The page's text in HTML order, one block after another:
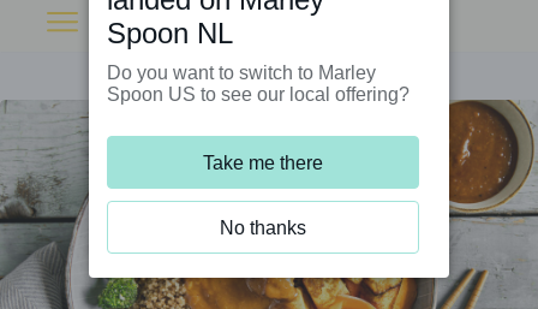
Spoon NL
Do you want to switch to Marley
Spoon US to see our local offering?
Take me there
No thanks